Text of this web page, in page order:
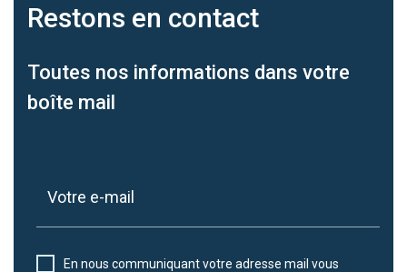
Restons en contact
Toutes nos informations dans votre
boîte mail
En nous communiquant votre adresse mail vous